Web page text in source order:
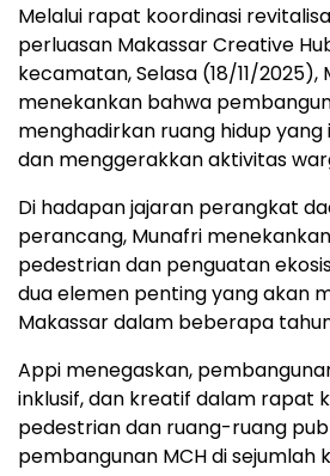
Melalui rapat koordinasi
perluasan Makassar Creative
kecamatan, Selasa (18/11/2025),
menekankan bahwa
menghadirkan ruang hidup yang
dan menggerakkan aktivitas
Di hadapan jajaran perangkat
perancang, Munafri
pedestrian dan penguatan
dua elemen penting yang akan
Makassar dalam beberapa
Appi menegaskan,
inklusif, dan kreatif dalam rapat
pedestrian dan ruang-ruang
pembangunan MCH di sejumlah